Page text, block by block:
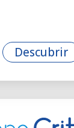
Descubrir